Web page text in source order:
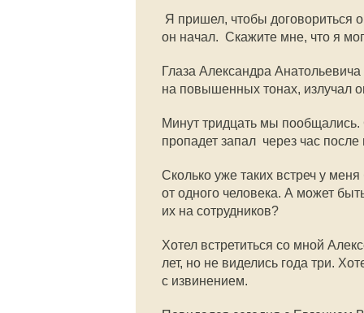
 Я пришел, чтобы
он начал.  Скажите мне, что я
Глаза Александра
на повышенных тонах, излучал
Минут тридцать мы пообщались.
пропадет запал  через час
Сколько уже таких встреч у
от одного человека. А может
их на сотрудников?
Хотел встретиться со мной
лет, но не виделись года три.
с извинением.